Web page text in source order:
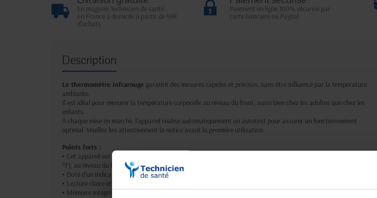
En magasin Technicien de santé
En France à domicile à partir de 99€
d'achats
Paiement en ligne 100% sécurisé par
carte bancaire ou Paypal
Description
Le thermomètre infrarouge garantit des mesures rapides et précises, sans être influencé par la température
ambiante.
Il est idéal pour mesurer la température corporelle au niveau du front, aussi bien chez les adultes que chez les
enfants.
À chaque mise en marche, l’appareil réalise automatiquement un autotest pour assurer un fonctionnement
optimal. Veuillez lire attentivement la notice avant la première utilisation.
Points forts :
• Cet appareil est destiné à mesurer la température corporelle humaine sur une plage de 32 à 43 °C (89,6 à 109,4
°F), au niveau du front ; il permet également de mesurer la température des liquides ou des objets.
• Doté d’un indicateur visuel sur l’écran LCD en cas de fièvre.
• Lecture claire et immédiate des résultats.
• Mémoire intégrée pouvant enregistrer jusqu’à 20 mesures pour suivre l’évolution de la température.